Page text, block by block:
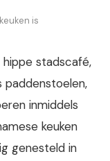
is
stadscafé,
paddenstoelen,
inmiddels
keuken
genesteld in